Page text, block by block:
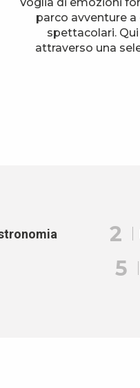
parco avventure
spettacolari.
attraverso una
2
5